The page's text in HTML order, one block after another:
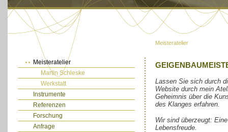
Meisteratelier
Meisteratelier
Martin Schleske
Werkstatt
Instrumente
Referenzen
Forschung
Anfrage
Lassen Sie sich durch
Website durch mein
Geheimnis über die
des Klanges erfahren.
Wir sind überzeugt:
Lebensfreude.